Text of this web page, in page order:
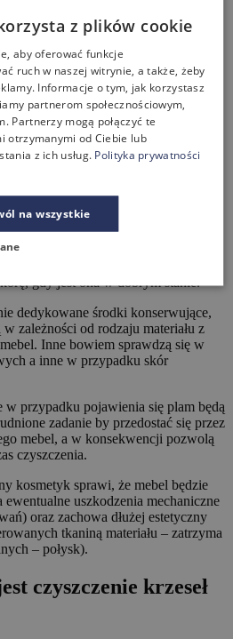
czyszczenia tapicerek.
uwagę do higieny miejsca
. Dobrym pomysłem będzie
a także powstrzymanie się od
takich jak wchodzenie
spożywanie posiłków przy biurku.
pielęgnacja krzeseł biurowych.
biurowe do Twoich potrzeb
biurowych – czy jest
to gwarancja, że nasze meble
zadbać o to zaraz po zakupie by
gdy jest ona w dobrym stanie.
dedykowane środki konserwujące,
zależności od rodzaju materiału z
Inne bowiem sprawdzą się w
a inne w przypadku skór
w przypadku pojawienia się plam będą
zadanie by przedostać się przez
mebel, a w konsekwencji pozwolą
czyszczenia.
kosmetyk sprawi, że mebel będzie
uszkodzenia mechaniczne
oraz zachowa dłużej estetyczny
tkaniną materiału – zatrzyma
– połysk).
czyszczenie krzeseł
z plików cookie
aby oferować funkcje
ruch w naszej witrynie, a także, żeby
Informacje o tym, jak korzystasz
partnerom społecznościowym,
Partnerzy mogą połączyć te
otrzymanymi od Ciebie lub
z ich usług. Polityka prywatności
na wszystkie